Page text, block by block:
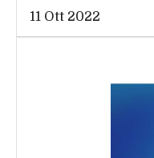
11 Ott 2022